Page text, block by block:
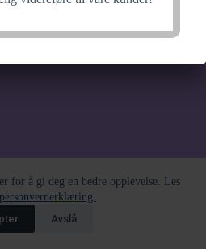
for å gi deg en bedre opplevelse. Les
personvernerklæring.
Avslå